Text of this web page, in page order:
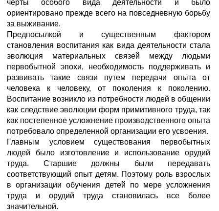
черты особого вида деятельности и было
ориентировано прежде всего на повседневную борьбу
за выживание.
Предпосылкой и существенным фактором
становления воспитания как вида деятельности стала
эволюция материальных связей между людьми
первобытной эпохи, необходимость поддерживать и
развивать такие связи путем передачи опыта от
человека к человеку, от поколения к поколению.
Воспитание возникло из потребности людей в общении
как следствие эволюции форм примитивного труда, так
как постепенное усложнение производственного опыта
потребовало определенной организации его усвоения.
Главным условием существования первобытных
людей было изготовление и использование орудий
труда. Старшие должны были передавать
соответствующий опыт детям. Поэтому роль взрослых
в организации обучения детей по мере усложнения
труда и орудий труда становилась все более
значительной.